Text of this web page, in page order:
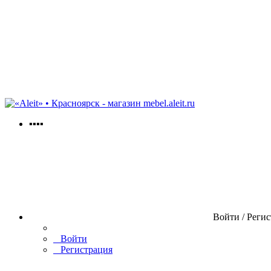
mebel.aleit.ru
▪▪▪▪
Войти /
Войти
Регистрация